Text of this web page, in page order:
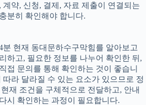
약, 신청, 결제, 자료 제출이 연결되는
분히 확인해야 합니다.
분 현재 동대문하수구막힘를 알아보고
하고, 필요한 정보를 나누어 확인한 뒤,
접 문의를 통해 확인하는 것이 좋습니
따라 달라질 수 있는 요소가 있으므로 정
재 조건을 구체적으로 전달하고, 안내
시 확인하는 과정이 필요합니다.